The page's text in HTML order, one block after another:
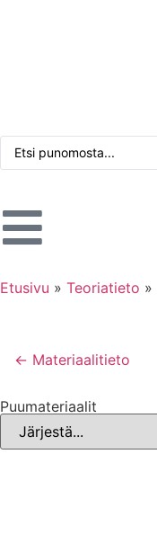
Etusivu » Teoriatieto »
← Materiaalitieto
Puumateriaalit